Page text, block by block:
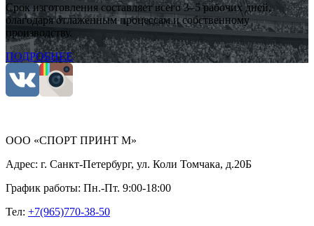
Срок изготовления составляет всего 3–5 рабочих дней,
благодаря отлаженным процессам и собственному
производству.
ПОДРОБНЕЕ
ООО «СПОРТ ПРИНТ М»
Адрес: г. Санкт-Петербург, ул. Коли Томчака, д.20Б
График работы: Пн.-Пт. 9:00-18:00
Тел: +7(965)770-38-50